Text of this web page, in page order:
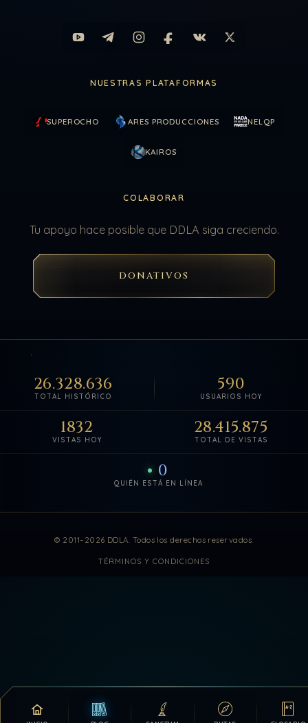
NUESTRAS PLATAFORMAS
SUPEROCHO ARES PRODUCCIONES NELQP
KAIROS
COLABORAR
Tu apoyo hace posible que DDLA siga creciendo.
DONATIVOS
TOTAL HISTÓRICO
26.328.636
USUARIOS HOY
590
VISTAS HOY
1832
TOTAL DE VISTAS
28.415.875
QUIÉN ESTÁ EN LÍNEA
0
© 2011–2026 DDLA. Todos los derechos reservados.
TÉRMINOS Y CONDICIONES